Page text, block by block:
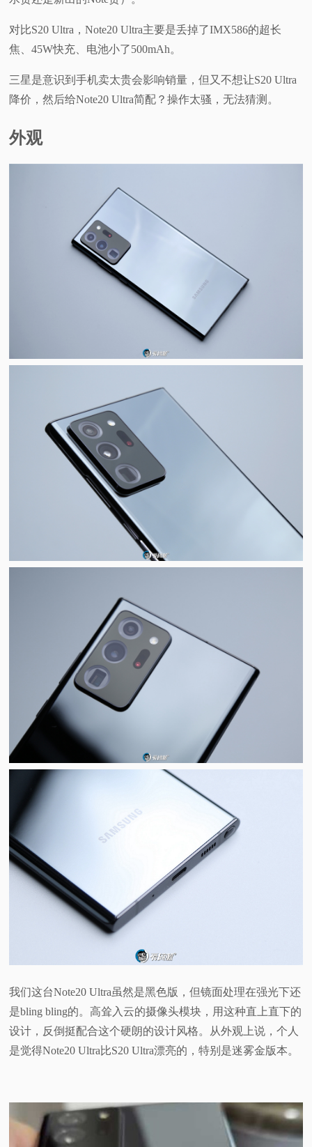
对比S20 Ultra，Note20 Ultra主要是丢掉了IMX586的超长
焦、45W快充、电池小了500mAh。
三星是意识到手机卖太贵会影响销量，但又不想让S20 Ultra
降价，然后给Note20 Ultra简配？操作太骚，无法猜测。
外观
我们这台Note20 Ultra虽然是黑色版，但镜面处理在强光下还
是bling bling的。高耸入云的摄像头模块，用这种直上直下的
设计，反倒挺配合这个硬朗的设计风格。从外观上说，个人
是觉得Note20 Ultra比S20 Ultra漂亮的，特别是迷雾金版本。